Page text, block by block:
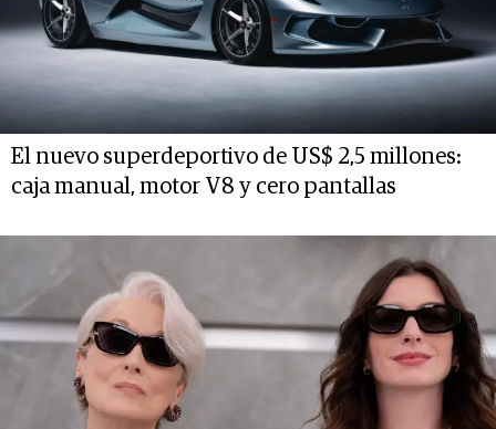
El nuevo superdeportivo de US$ 2,5 millones:
caja manual, motor V8 y cero pantallas